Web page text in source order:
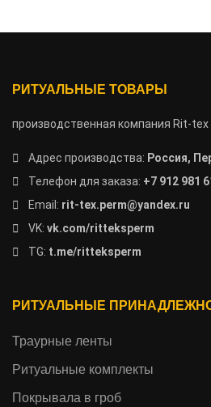
РИТУАЛЬНЫЕ ТОВАРЫ
производственная компания Rit-tex
Адрес производства: Россия,
Телефон для заказа: +7 912 981
Email: rit-tex.perm@yandex.ru
VK: vk.com/ritteksperm
TG: t.me/ritteksperm
РИТУАЛЬНЫЕ
Траурные ленты
Ритуальные комплекты
Покрывала в гроб